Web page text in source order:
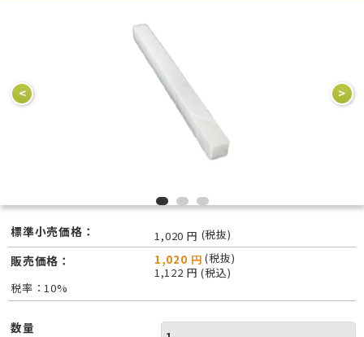
< >
標準小売価格： 1,020 円 (税抜)
販売価格： 1,020 円 (税抜)
1,122 円 (税込)
税率：10%
数量